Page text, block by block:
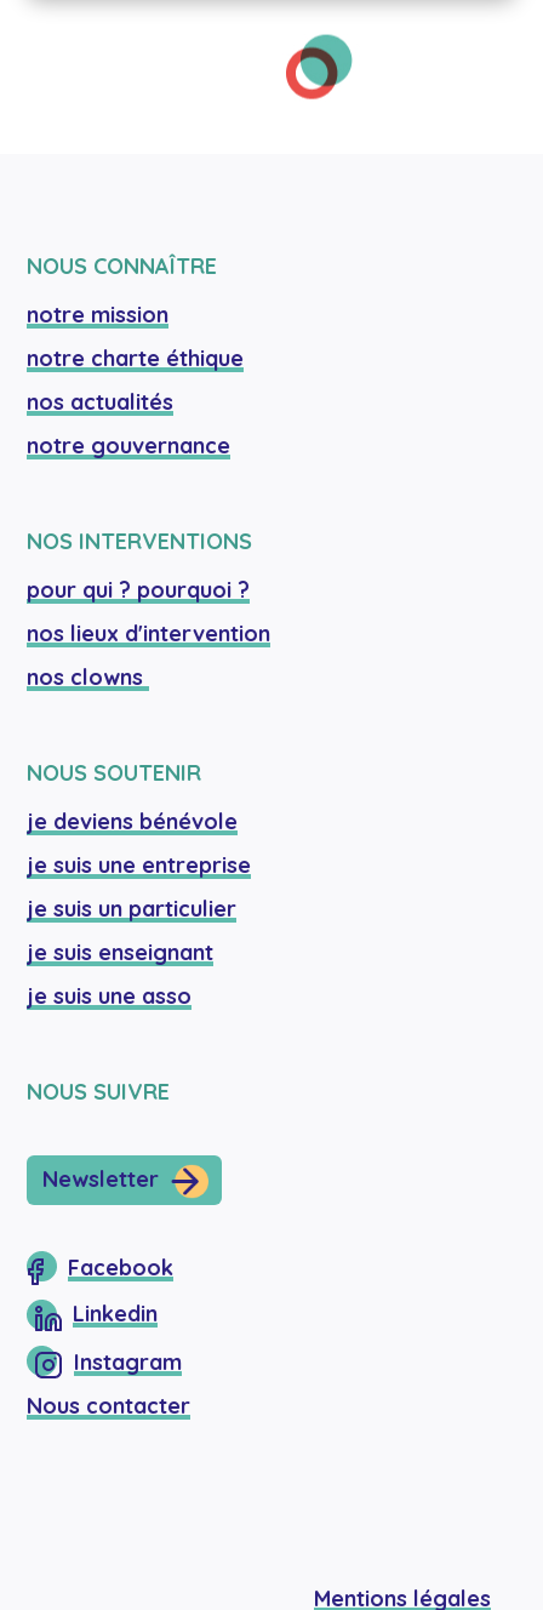
NOUS CONNAÎTRE
notre mission
notre charte éthique
nos actualités
notre gouvernance
NOS INTERVENTIONS
pour qui ? pourquoi ?
nos lieux d'intervention
nos clowns
NOUS SOUTENIR
je deviens bénévole
je suis une entreprise
je suis un particulier
je suis enseignant
je suis une asso
NOUS SUIVRE
Newsletter
Facebook
Linkedin
Instagram
Nous contacter
Mentions légales